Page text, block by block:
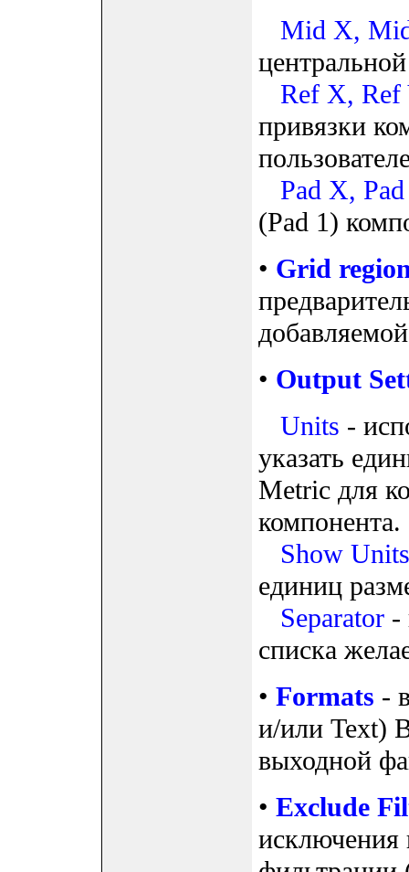
Mid X,
Ref X, Ref
привязки
Pad X,
(Pad 1)
• Grid
• Output
Units -
указать
Metric для
компонента.
Show Units
единиц
Separator -
списка
• Formats -
и/или Text)
выходной
• Exclude
исключения